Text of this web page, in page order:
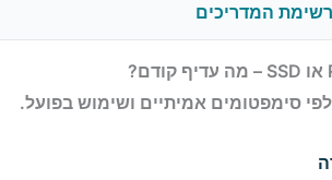
המדריכים
סימפטומים אמיתיים ושימוש בפועל.